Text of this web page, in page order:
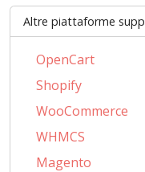
Altre piattaforme
OpenCart
Shopify
WooCommerce
WHMCS
Magento